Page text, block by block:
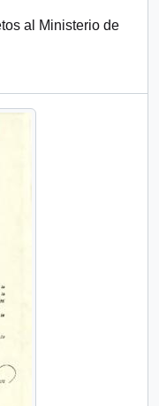
al Ministerio de